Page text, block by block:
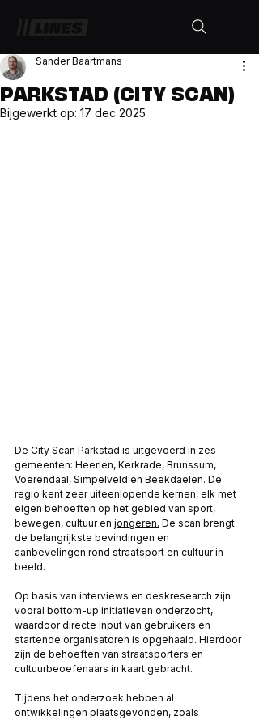
PARKSTAD (CITY SCAN)
Sander Baartmans
Bijgewerkt op: 17 dec 2025
De City Scan Parkstad is uitgevoerd in zes
gemeenten: Heerlen, Kerkrade, Brunssum,
Voerendaal, Simpelveld en Beekdaelen. De
regio kent zeer uiteenlopende kernen, elk met
eigen behoeften op het gebied van sport,
bewegen, cultuur en jongeren. De scan brengt
de belangrijkste bevindingen en
aanbevelingen rond straatsport en cultuur in
beeld.
Op basis van interviews en deskresearch zijn
vooral bottom-up initiatieven onderzocht,
waardoor directe input van gebruikers en
startende organisatoren is opgehaald. Hierdoor
zijn de behoeften van straatsporters en
cultuurbeoefenaars in kaart gebracht.
Tijdens het onderzoek hebben al
ontwikkelingen plaatsgevonden, zoals